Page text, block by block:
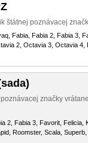
štátnej poznávacej
Fabia, Fabia 2, Fabia 3,
2, Octavia 3, Octavia 4,
značky
2, Fabia 3, Favorit, Felicia,
Roomster, Scala, Superb,